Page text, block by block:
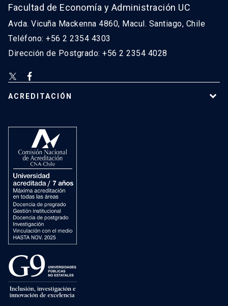
Facultad de Economía y Administración UC
Avda. Vicuña Mackenna 4860, Macul. Santiago, Chile
Teléfono: +56 2 2354 4303
Dirección de Postgrado: +56 2 2354 4028
ACREDITACIÓN